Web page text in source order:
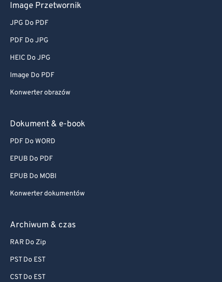
Image Przetwornik
JPG Do PDF
PDF Do JPG
HEIC Do JPG
Image Do PDF
Konwerter obrazów
Dokument & e-book
PDF Do WORD
EPUB Do PDF
EPUB Do MOBI
Konwerter dokumentów
Archiwum & czas
RAR Do Zip
PST Do EST
CST Do EST